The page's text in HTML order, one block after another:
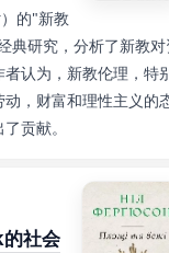
的"新教
典研究，分析了新教对
认为，新教伦理，特
，财富和理性主义的
贡献。
社会